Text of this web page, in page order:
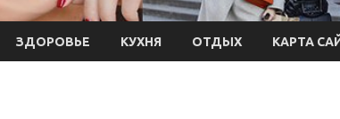
ЗДОРОВЬЕ КУХНЯ ОТДЫХ КАРТА